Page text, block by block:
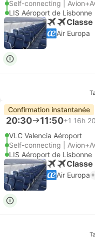
Self-connecting |
LIS Aéroport de Lisbonne
Air Europa
Confirmation instantanée
20:30 11:50+1 16h
VLC Valencia Aéroport
Self-connecting |
LIS Aéroport de Lisbonne
Air Europa